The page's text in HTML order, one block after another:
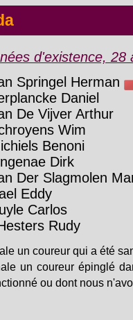
d'existence,
Springel Herman
Daniel
De Vijver Arthur
Wim
Benoni
Dirk
Der Slagmolen
Eddy
Carlos
Rudy
un coureur qui a été
un coureur épinglé
ou dont nous